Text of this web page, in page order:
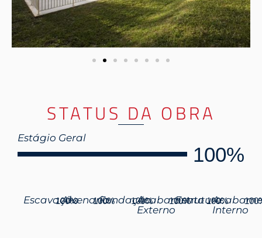
STATUS DA OBRA
Estágio Geral
100%
Escavação
100%
Alvenaria
100%
Fundação
100%
Acabamento
Externo
100%
Estrutura
100%
Interno